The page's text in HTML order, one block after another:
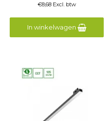
€8,68 Excl. btw
In winkelwagen